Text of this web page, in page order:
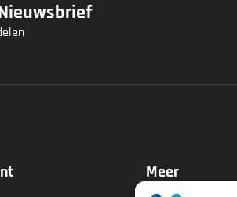
Meer
Winkel locatie